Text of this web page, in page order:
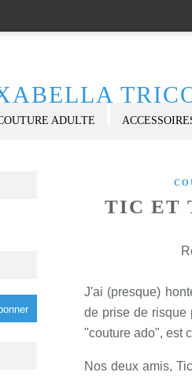
ADULTE
TIC ET
J'ai (presque)
de prise de risque
"couture ado", est
Nos deux amis,